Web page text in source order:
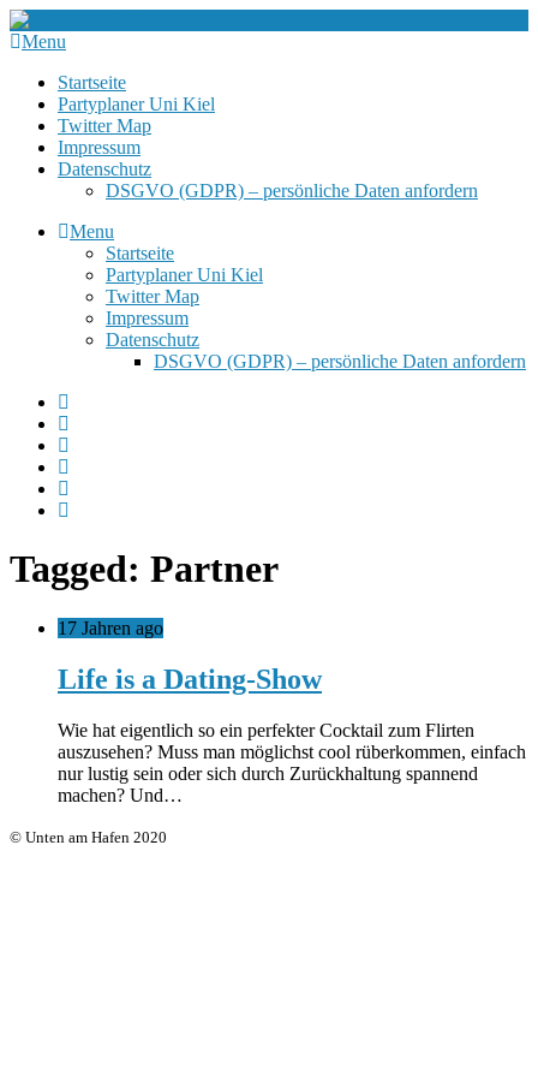
Menu
Startseite
Partyplaner Uni Kiel
Twitter Map
Impressum
Datenschutz
DSGVO (GDPR) – persönliche Daten anfordern
Menu
Startseite
Partyplaner Uni Kiel
Twitter Map
Impressum
Datenschutz
DSGVO (GDPR) – persönliche Daten anfordern
Tagged: Partner
17 Jahren ago
Life is a Dating-Show
Wie hat eigentlich so ein perfekter Cocktail zum Flirten
auszusehen? Muss man möglichst cool rüberkommen, einfach
nur lustig sein oder sich durch Zurückhaltung spannend
machen? Und…
© Unten am Hafen 2020